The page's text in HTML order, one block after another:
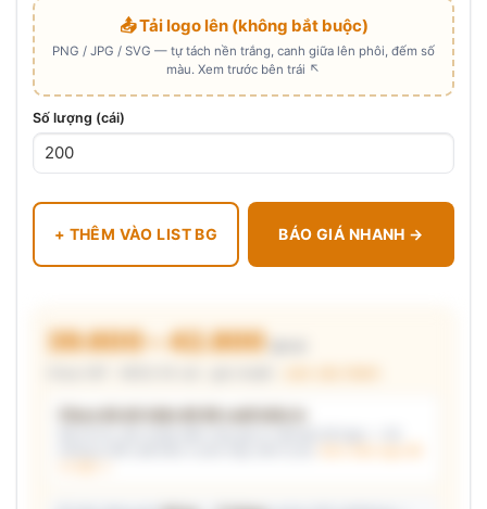
📤 Tải logo lên (không bắt buộc)
PNG / JPG / SVG — tự tách nền trắng, canh giữa lên phôi, đếm số
màu. Xem trước bên trái ↖
Số lượng (cái)
+ THÊM VÀO LIST BG BÁO GIÁ NHANH →
39.600 – 42.800